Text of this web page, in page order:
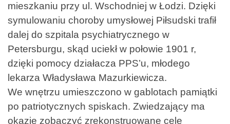
mieszkaniu przy ul. Wschodniej w Łodzi. Dzięki
symulowaniu choroby umysłowej Piłsudski trafił
dalej do szpitala psychiatrycznego w
Petersburgu, skąd uciekł w połowie 1901 r,
dzięki pomocy działacza PPS’u, młodego
lekarza Władysława Mazurkiewicza.
We wnętrzu umieszczono w gablotach pamiątki
po patriotycznych spiskach. Zwiedzający ma
okazje zobaczyć zrekonstruowane cele